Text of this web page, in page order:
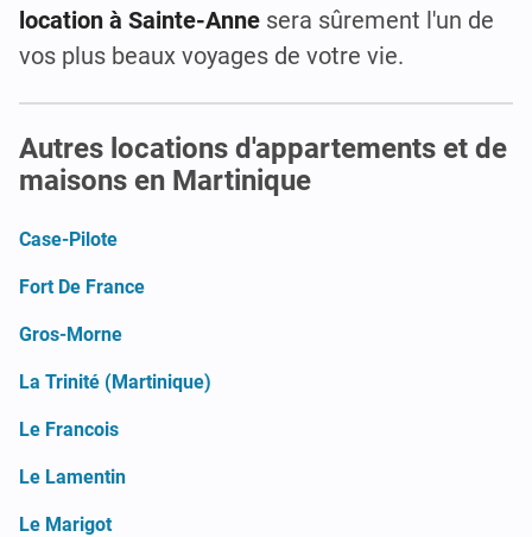
location à Sainte-Anne sera sûrement l'un de
vos plus beaux voyages de votre vie.
Autres locations d'appartements et de
maisons en Martinique
Case-Pilote
Fort De France
Gros-Morne
La Trinité (Martinique)
Le Francois
Le Lamentin
Le Marigot